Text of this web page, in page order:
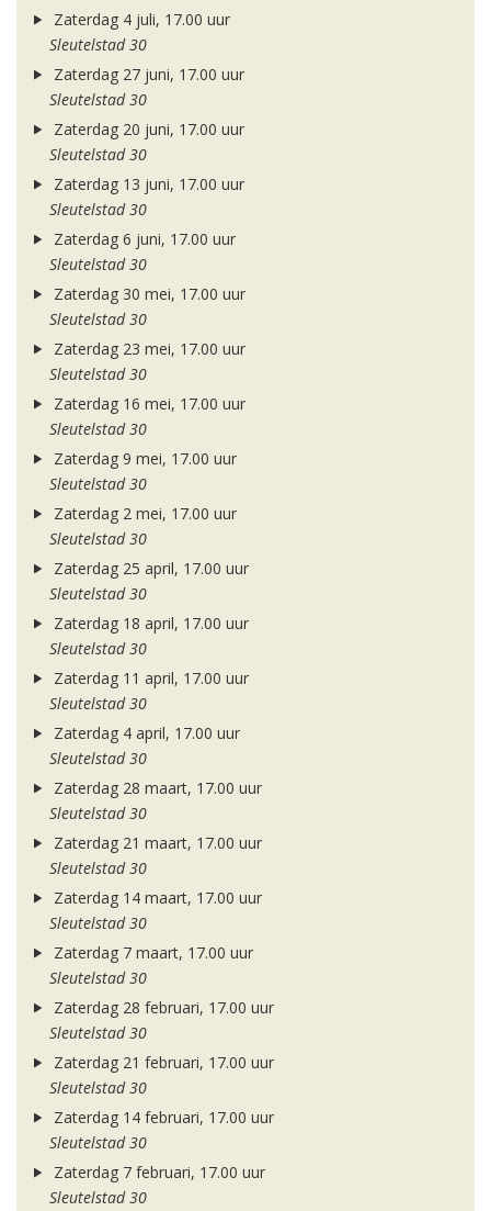
Zaterdag 4 juli, 17.00 uur
Sleutelstad 30
Zaterdag 27 juni, 17.00 uur
Sleutelstad 30
Zaterdag 20 juni, 17.00 uur
Sleutelstad 30
Zaterdag 13 juni, 17.00 uur
Sleutelstad 30
Zaterdag 6 juni, 17.00 uur
Sleutelstad 30
Zaterdag 30 mei, 17.00 uur
Sleutelstad 30
Zaterdag 23 mei, 17.00 uur
Sleutelstad 30
Zaterdag 16 mei, 17.00 uur
Sleutelstad 30
Zaterdag 9 mei, 17.00 uur
Sleutelstad 30
Zaterdag 2 mei, 17.00 uur
Sleutelstad 30
Zaterdag 25 april, 17.00 uur
Sleutelstad 30
Zaterdag 18 april, 17.00 uur
Sleutelstad 30
Zaterdag 11 april, 17.00 uur
Sleutelstad 30
Zaterdag 4 april, 17.00 uur
Sleutelstad 30
Zaterdag 28 maart, 17.00 uur
Sleutelstad 30
Zaterdag 21 maart, 17.00 uur
Sleutelstad 30
Zaterdag 14 maart, 17.00 uur
Sleutelstad 30
Zaterdag 7 maart, 17.00 uur
Sleutelstad 30
Zaterdag 28 februari, 17.00 uur
Sleutelstad 30
Zaterdag 21 februari, 17.00 uur
Sleutelstad 30
Zaterdag 14 februari, 17.00 uur
Sleutelstad 30
Zaterdag 7 februari, 17.00 uur
Sleutelstad 30